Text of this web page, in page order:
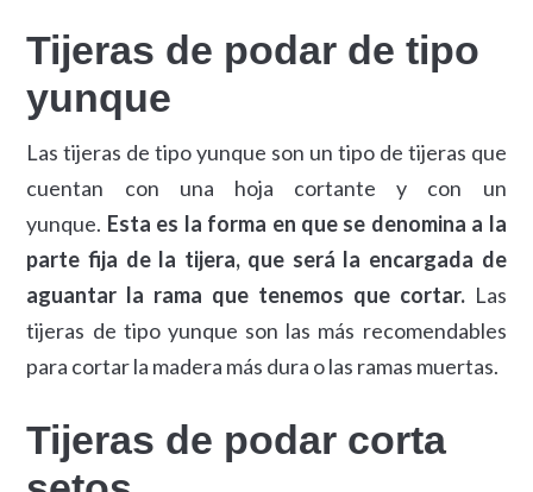
Tijeras de podar de tipo
yunque
Las tijeras de tipo yunque son un tipo de tijeras que
cuentan con una hoja cortante y con un
yunque. Esta es la forma en que se denomina a la
parte fija de la tijera, que será la encargada de
aguantar la rama que tenemos que cortar.Las
tijeras de tipo yunque son las más recomendables
para cortar la madera más dura o las ramas muertas.
Tijeras de podar corta